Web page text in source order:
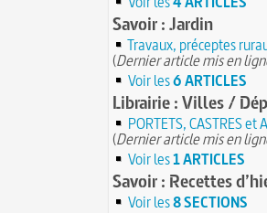
Savoir : Jardin
Travaux, préceptes
(Dernier article mis en
Voir les6 ARTICLES
Librairie : Villes /
PORTETS, CASTRES
(Dernier article mis en
Voir les1 ARTICLES
Savoir : Recettes
Voir les8 SECTIONS